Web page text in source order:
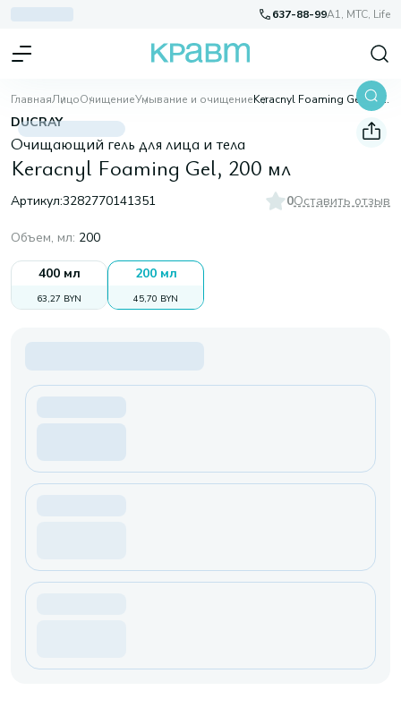
637-88-99A1, МТС, Life
ГлавнаяЛицоОчищениеУмывание и очищение Keracnyl Foaming Gel, 200 мл
DUCRAY
Очищающий гель для лица и тела
Keracnyl Foaming Gel, 200 мл
Артикул:3282770141351 0Оставить отзыв
Объем, мл: 200
400 мл
63,27 BYN
200 мл
45,70 BYN